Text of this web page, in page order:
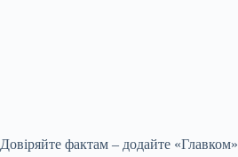
Довіряйте фактам – додайте